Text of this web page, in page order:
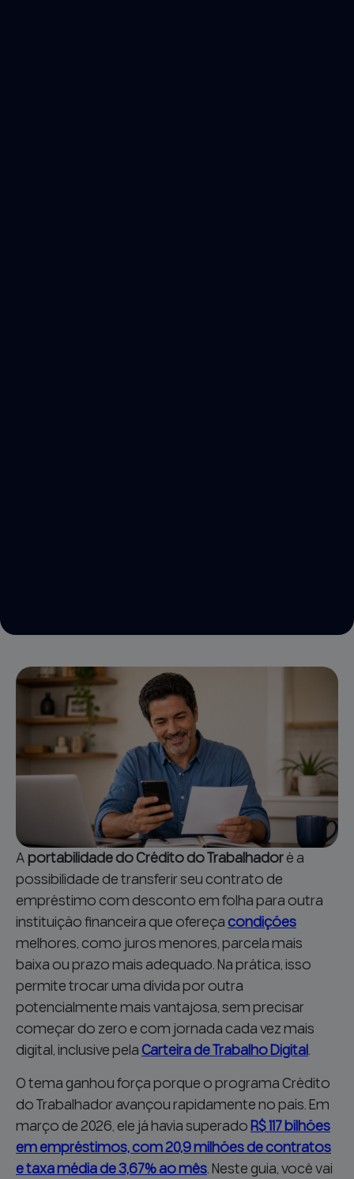
Aportabilidade do Crédito do Trabalhadoré a
possibilidade de transferir seu contrato de
empréstimo com desconto em folha para outra
instituição financeira que ofereçacondições
melhores, como juros menores, parcela mais
baixa ou prazo mais adequado. Na prática, isso
permite trocar uma dívida por outra
potencialmente mais vantajosa, sem precisar
começar do zero e com jornada cada vez mais
digital, inclusive pelaCarteira de Trabalho Digital.
O tema ganhou força porque o programa Crédito
do Trabalhador avançou rapidamente no país. Em
março de 2026, ele já havia superadoR$ 117 bilhões
em empréstimos, com 20,9 milhões de contratos
e taxa média de 3,67% ao mês. Neste guia, você vai